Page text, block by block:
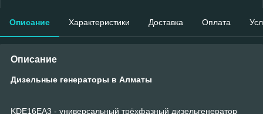
Описание Характеристики Доставка Оплата
Описание
Дизельные генераторы в Алматы
KDE16EA3 - универсальный трёхфазный дизельгенератор